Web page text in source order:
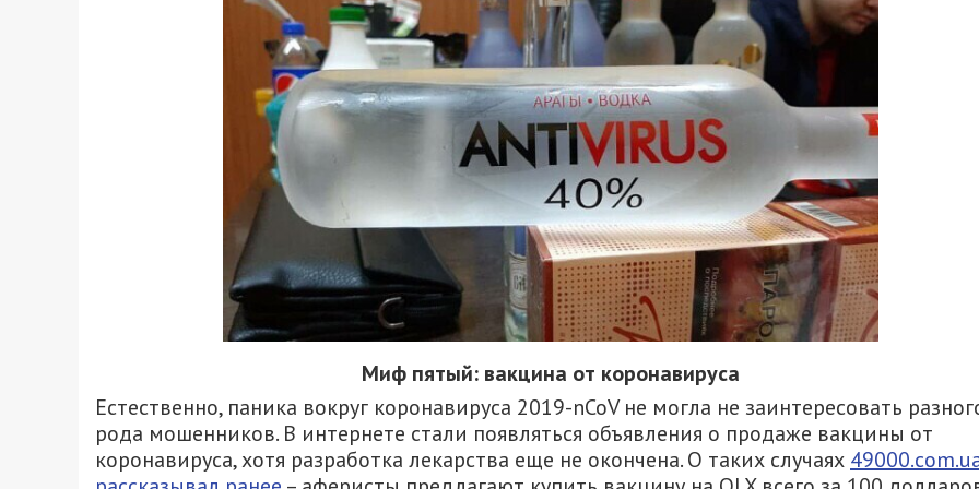
Миф пятый: вакцина от коронавируса
Естественно, паника вокруг коронавируса 2019-nCoV не могла не заинтересовать
рода мошенников. В интернете стали появляться объявления о продаже вакцины от
коронавируса, хотя разработка лекарства еще не окончена. О таких случаях